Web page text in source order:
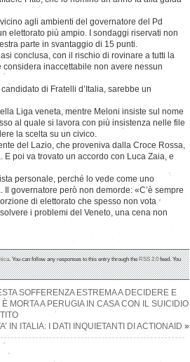
agli ambienti del governatore del Pd
elettorato più ampio. I sondaggi riservati non
parte in svantaggio di 15 punti.
conclusa, con il rischio di rovinare a tutti la
inaccettabile non avere nessun
di Fratelli d’Italia, sarebbe un
Liga veneta, mentre Meloni insiste sul nome
al quale si lavora con più insistenza nelle file
la scelta su un civico.
del Lazio, che proveniva dalla Croce Rossa,
poi va trovato un accordo con Luca Zaia, e
personale, perché lo vede come uno
governatore però non demorde: «C’è sempre
di elettorato che spesso non vota
i problemi del Veneto, una cena non
. You can follow any responses to this entry through theRSS 2.0feed. You
SOFFERENZA ESTREMA A DECIDERE E
MORTA A PERUGIA IN CASA CON IL SUICIDIO
IN ITALIA: I DATI INQUIETANTI DI ACTIONAID »